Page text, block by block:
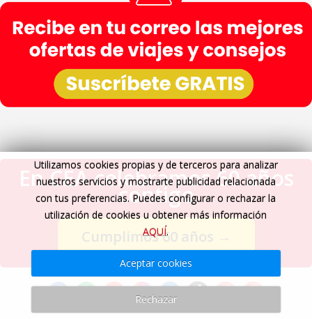
En CEA celebramos 60 años
contigo
Cumplimos 60 años →
Utilizamos cookies propias y de terceros para analizar
nuestros servicios y mostrarte publicidad relacionada
con tus preferencias. Puedes configurar o rechazar la
utilización de cookies u obtener más información
AQUÍ.
Aceptar cookies
Rechazar